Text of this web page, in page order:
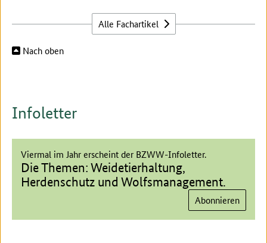
Alle Fachartikel
Nach oben
Infoletter
Die Themen: Weidetierhaltung,
Herdenschutz und Wolfsmanagement.
Viermal im Jahr erscheint der BZWW-Infoletter.
Abonnieren